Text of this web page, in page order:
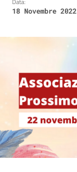
18 Novembre 2022